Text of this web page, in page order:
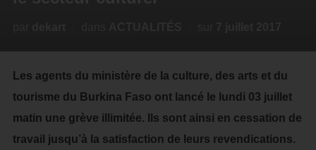
Les agents du ministère de la culture, des arts et du
tourisme du Burkina Faso ont lancé le lundi 03 juillet
matin une grève illimitée. Ils sont ainsi en cessation de
travail jusqu’à la satisfaction de leurs revendications.